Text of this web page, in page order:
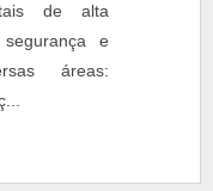
de alta
e
áreas: